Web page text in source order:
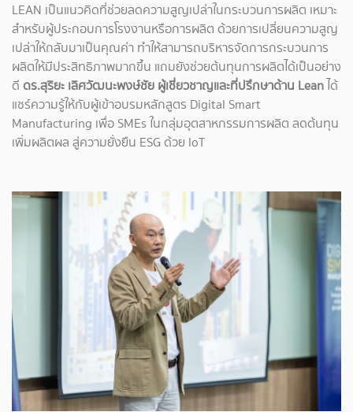
LEAN เป็นแนวคิดที่ช่วยลดความสูญเปล่าในกระบวนการผลิต เหมาะ
สำหรับผู้ประกอบการโรงงานหรือการผลิต ด้วยการเปลี่ยนความสูญ
เปล่าให้กลับมาเป็นคุณค่า ทำให้สามารถบริหารจัดการกระบวนการ
ผลิตให้มีประสิทธิภาพมากขึ้น แถมยังช่วยต้นทุนการผลิตได้เป็นอย่าง
ดี ดร.สุริยะ เลิศวัฒนะพงษ์ชัย ผู้เชี่ยวชาญและที่ปรึกษาด้าน Lean ได้
แชร์ความรู้ให้กับผู้เข้าอบรมหลักสูตร Digital Smart
Manufacturing เพื่อ SMEs ในกลุ่มอุตสาหกรรมการผลิต ลดต้นทุน
เพิ่มผลิตผล สู่ความยั่งยืน ESG ด้วย IoT